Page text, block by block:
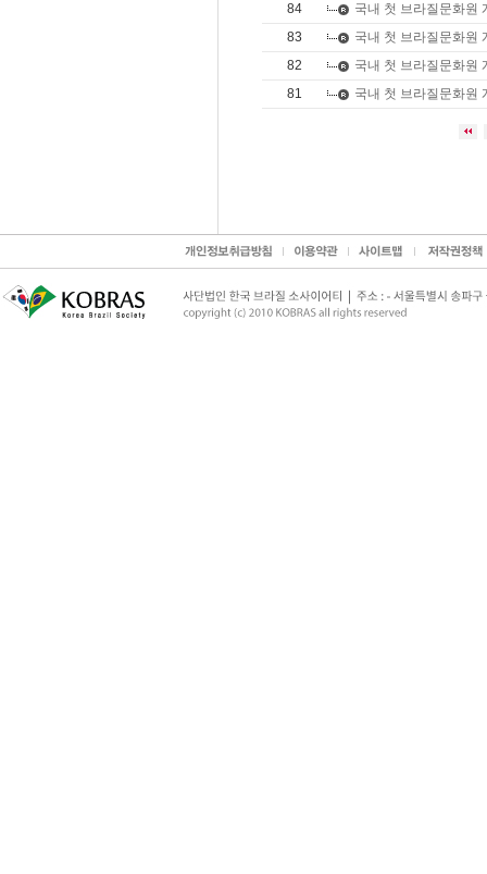
84
국내 첫 브라질문화원
83
국내 첫 브라질문화원
82
국내 첫 브라질문화원
81
국내 첫 브라질문화원